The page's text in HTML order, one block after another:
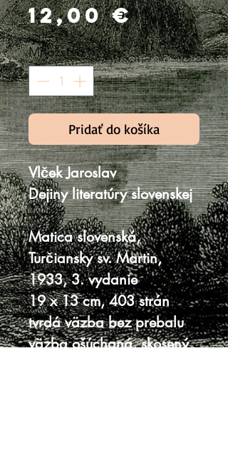
12,00 €Price
Množstvo*
Pridať do košíka
Vlček Jaroslav
Dejiny literatúry slovenskej
Matica slovenská,
Turčiansky sv. Martin,
1933, 3. vydanie
19 x 13 cm, 403 strán
tvrdá väzba bez prebalu
väzba ošúchaná, skosený